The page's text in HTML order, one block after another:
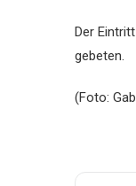
Der
gebeten.
(Foto: